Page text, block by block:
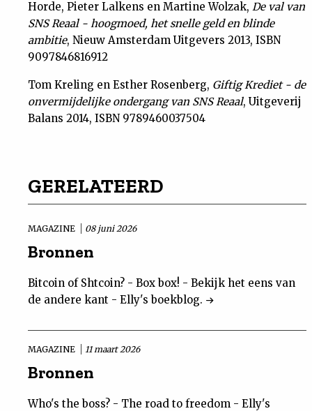
Horde, Pieter Lalkens en Martine Wolzak, De val van
SNS Reaal - hoogmoed, het snelle geld en blinde
ambitie, Nieuw Amsterdam Uitgevers 2013, ISBN
9097846816912
Tom Kreling en Esther Rosenberg, Giftig Krediet - de
onvermijdelijke ondergang van SNS Reaal, Uitgeverij
Balans 2014, ISBN 9789460037504
GERELATEERD
MAGAZINE 08 juni 2026
Bronnen
Bitcoin of Shtcoin? - Box box! - Bekijk het eens van
de andere kant - Elly's boekblog.
MAGAZINE 11 maart 2026
Bronnen
Who's the boss? - The road to freedom - Elly's